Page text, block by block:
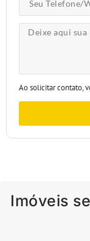
Ao solicitar contato,
Imóveis